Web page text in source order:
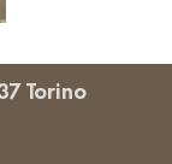
Torino